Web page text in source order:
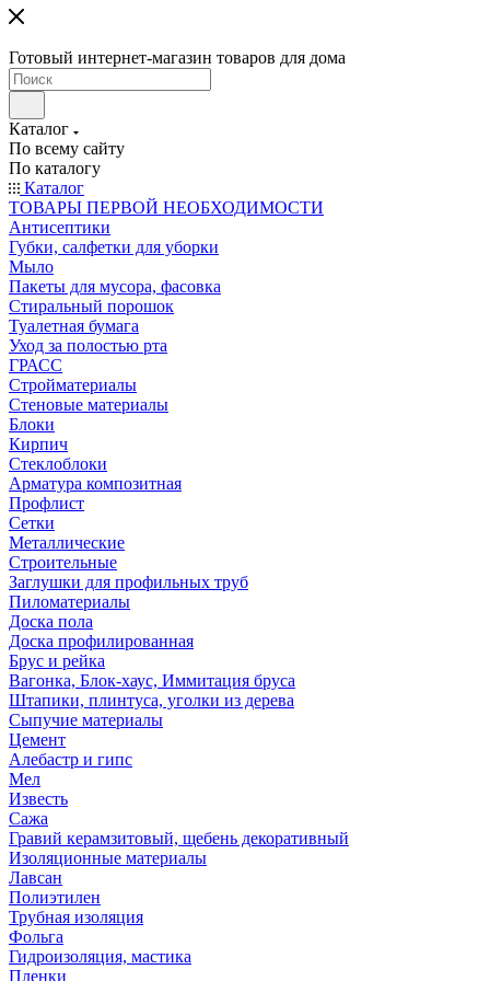
Готовый интернет-магазин товаров для дома
Каталог
По всему сайту
По каталогу
Каталог
ТОВАРЫ ПЕРВОЙ НЕОБХОДИМОСТИ
Антисептики
Губки, салфетки для уборки
Мыло
Пакеты для мусора, фасовка
Стиральный порошок
Туалетная бумага
Уход за полостью рта
ГРАСС
Стройматериалы
Стеновые материалы
Блоки
Кирпич
Стеклоблоки
Арматура композитная
Профлист
Сетки
Металлические
Строительные
Заглушки для профильных труб
Пиломатериалы
Доска пола
Доска профилированная
Брус и рейка
Вагонка, Блок-хаус, Иммитация бруса
Штапики, плинтуса, уголки из дерева
Сыпучие материалы
Цемент
Алебастр и гипс
Мел
Известь
Сажа
Гравий керамзитовый, щебень декоративный
Изоляционные материалы
Лавсан
Полиэтилен
Трубная изоляция
Фольга
Гидроизоляция, мастика
Пленки